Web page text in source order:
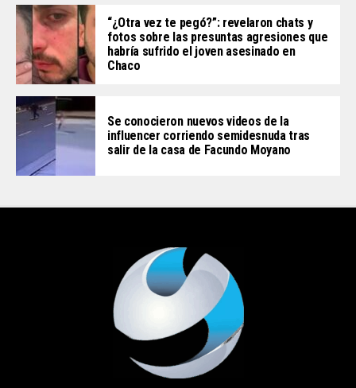
“¿Otra vez te pegó?”: revelaron chats y
fotos sobre las presuntas agresiones que
habría sufrido el joven asesinado en
Chaco
Se conocieron nuevos videos de la
influencer corriendo semidesnuda tras
salir de la casa de Facundo Moyano